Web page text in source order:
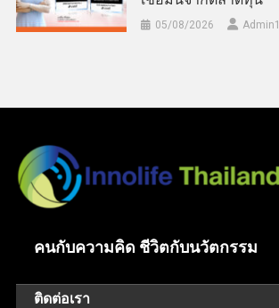
05/08/2026 Admin​1
คนกับความคิด ชีวิตกับนวัตกรรม
ติดต่อเรา